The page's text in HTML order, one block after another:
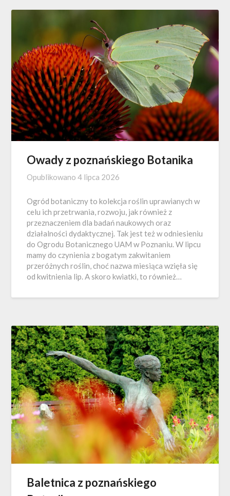
Owady z poznańskiego Botanika
Opublikowano4 lipca 2026
Ogród botaniczny to kolekcja roślin uprawianych w
celu ich przetrwania, rozwoju, jak również z
przeznaczeniem dla badań naukowych oraz
działalności dydaktycznej. Tak jest też w odniesieniu
do Ogrodu Botanicznego UAM w Poznaniu. W lipcu
mamy do czynienia z bogatym zakwitaniem
przeróżnych roślin, choć nazwa miesiąca wzięła się
od kwitnienia lip. A skoro kwiatki, to również…
Baletnica z poznańskiego